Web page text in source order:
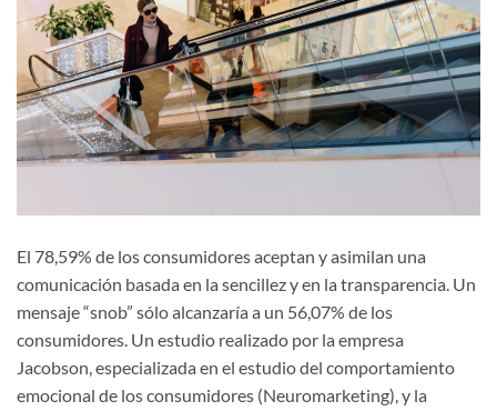
El 78,59% de los consumidores aceptan y asimilan una
comunicación basada en la sencillez y en la transparencia. Un
mensaje “snob” sólo alcanzaría a un 56,07% de los
consumidores. Un estudio realizado por la empresa
Jacobson, especializada en el estudio del comportamiento
emocional de los consumidores (Neuromarketing), y la